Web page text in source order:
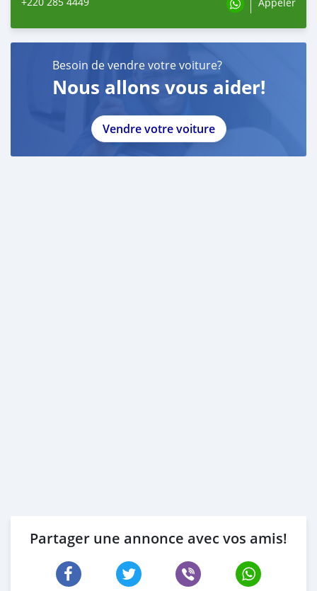
Besoin de vendre votre voiture?
Nous allons vous aider!
Vendre votre voiture
Partager une annonce avec vos amis!